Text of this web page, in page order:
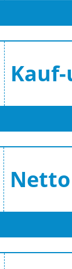
Netto